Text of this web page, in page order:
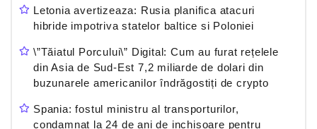
Letonia avertizeaza: Rusia planifica atacuri
hibride impotriva statelor baltice si Poloniei
\”Tăiatul Porcului\” Digital: Cum au furat rețelele
din Asia de Sud-Est 7,2 miliarde de dolari din
buzunarele americanilor îndrăgostiți de crypto
Spania: fostul ministru al transporturilor,
condamnat la 24 de ani de inchisoare pentru